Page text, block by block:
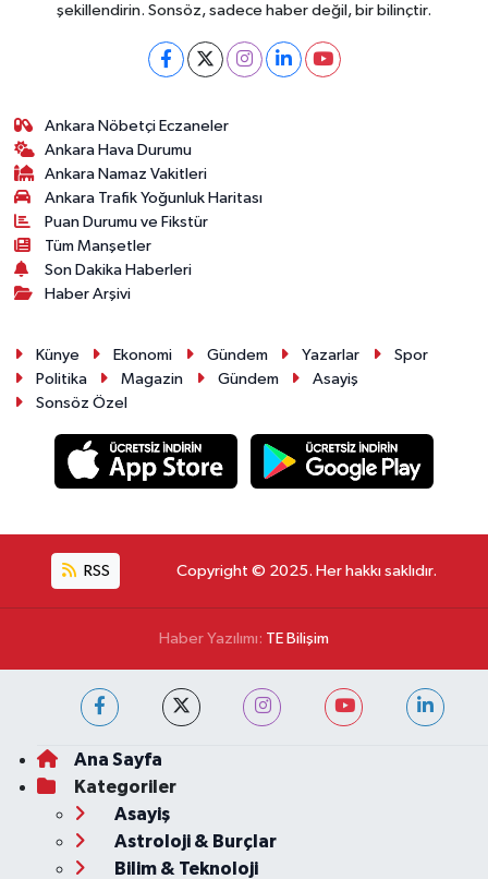
şekillendirin. Sonsöz, sadece haber değil, bir bilinçtir.
Ankara Nöbetçi Eczaneler
Ankara Hava Durumu
Ankara Namaz Vakitleri
Ankara Trafik Yoğunluk Haritası
Puan Durumu ve Fikstür
Tüm Manşetler
Son Dakika Haberleri
Haber Arşivi
Künye Ekonomi Gündem Yazarlar
Spor
Politika
Magazin Gündem
Asayiş
Sonsöz Özel
RSS Copyright © 2025. Her hakkı saklıdır.
Haber Yazılımı: TE Bilişim
Ana Sayfa
Kategoriler
Asayiş
Astroloji & Burçlar
Bilim & Teknoloji